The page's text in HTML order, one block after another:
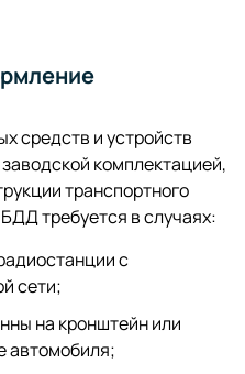
средств и устройств
комплектацией,
транспортного
требуется в случаях:
с
сети;
на кронштейн или
автомобиля;